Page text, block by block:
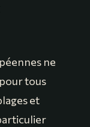
ne
tous
et